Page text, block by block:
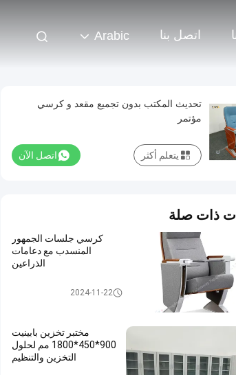
اتصل بنا Arabic
تحديث المكتب بدون تجميع مقعد و كرسي
مؤتمر
اتصل الآن يتعلم أكثر
ذات صلة
كرسي جلسات الجمهور
المنسدب مع دعامات
الذراعين
كرسي طويلي للقاعة2024-11-22
مختبر تخزين بابينيت
900*450*1800 مم لحلول
التخزين والتنظيم